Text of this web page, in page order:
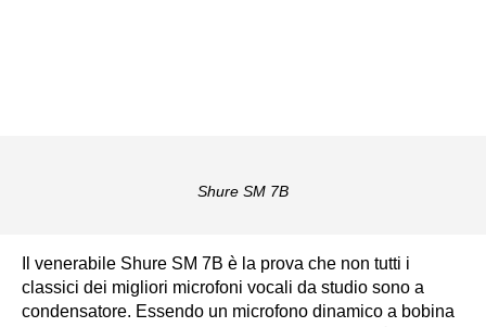
Shure SM 7B
Il venerabile Shure SM 7B è la prova che non tutti i
classici dei migliori microfoni vocali da studio sono a
condensatore. Essendo un microfono dinamico a bobina